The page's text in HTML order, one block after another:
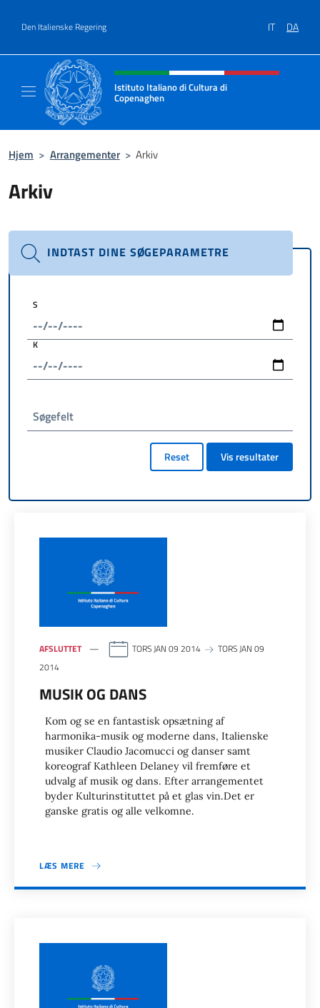
Den Italienske Regering IT DA
Hjemmesidehoved, sociale
Istituto Italiano di Cultura di
Copenaghen
Hjem > Arrangementer > Arkiv
Arkiv
INDTAST DINE SØGEPARAMETRE
S
K
Søgefelt
Reset Vis resultater
AFSLUTTET TORS JAN 09 2014
TORS JAN 09
2014
MUSIK OG DANS
Kom og se en fantastisk opsætning af
harmonika-musik og moderne dans, Italienske
musiker Claudio Jacomucci og danser samt
koreograf Kathleen Delaney vil fremføre et
udvalg af musik og dans. Efter arrangementet
byder Kulturinstituttet på et glas vin.Det er
ganske gratis og alle velkomne.
LÆS MERE